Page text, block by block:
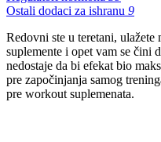
Ostali dodaci za ishranu 9
Redovni ste u teretani, ulažete
suplemente i opet vam se čini
nedostaje da bi efekat bio
pre započinjanja samog
pre workout suplemenata.